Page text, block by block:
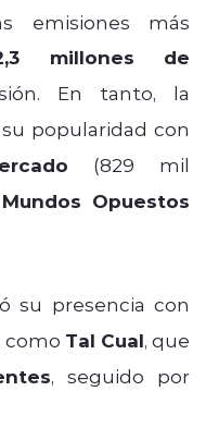
emisiones más
millones de
En tanto, la
popularidad con
(829 mil
Mundos Opuestos
su presencia con
como Tal Cual, que
, seguido por